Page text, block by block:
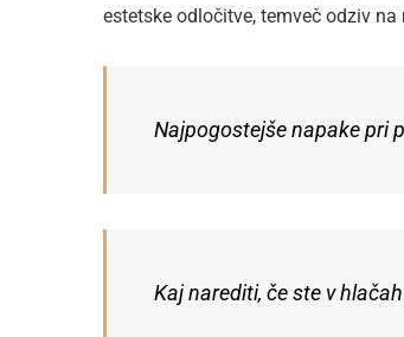
estetske odločitve, temveč odziv
Najpogostejše napake pri
Kaj narediti, če ste v